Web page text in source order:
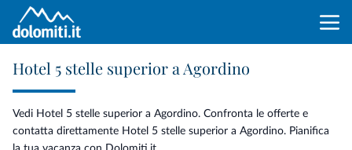
Hotel 5 stelle superior a Agordino
Vedi Hotel 5 stelle superior a Agordino. Confronta le offerte e
contatta direttamente Hotel 5 stelle superior a Agordino. Pianifica